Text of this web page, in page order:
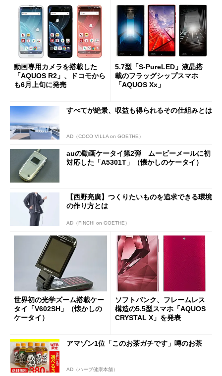
動画専用カメラを搭載した
「AQUOS R2」、ドコモから
も6月上旬に発売
5.7型「S-PureLED」液晶搭
載のフラッグシップスマホ
「AQUOS Xx」
すべてが絶景、収益も得られるその仕組みとは
AD（COCO VILLA on GOETHE）
auの動画ケータイ第2弾 ムービーメールに初
対応した「A5301T」（懐かしのケータイ）
【西野亮廣】つくりたいものを追求できる環境
の作り方とは
AD（FINCHI on GOETHE）
世界初の光学ズーム搭載ケー
タイ「V602SH」（懐かしの
ケータイ）
ソフトバンク、フレームレス
構造の5.5型スマホ「AQUOS
CRYSTAL X」を発表
アマゾン1位「このお茶ガチです」噂のお茶
AD（ハーブ健康本舗）